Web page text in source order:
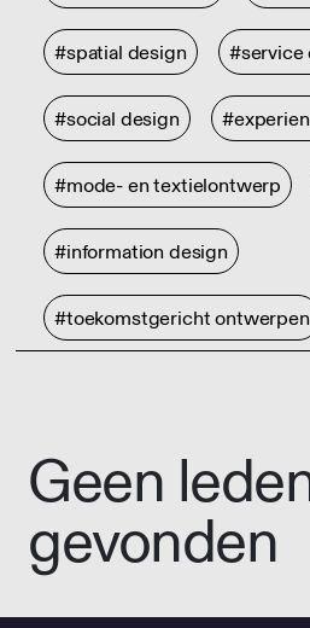
#spatial design #service
#social design
#mode- en textielontwerp
#information design
#toekomstgericht ontwerpen
Geen
gevonden